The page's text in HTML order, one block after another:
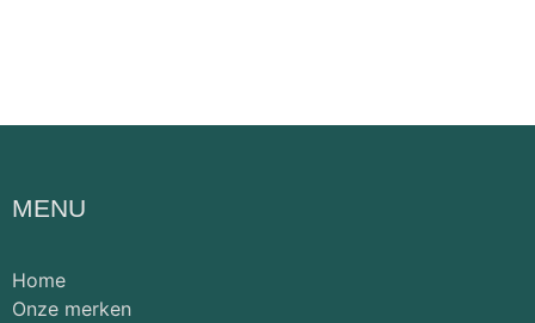
MENU
Home
Onze merken